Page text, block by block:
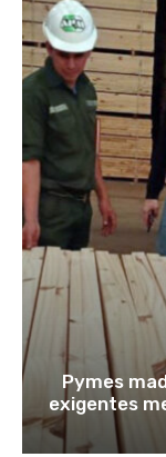
Pymes
exigentes